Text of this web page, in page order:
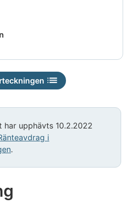
har upphävts 10.2.2022
i
.